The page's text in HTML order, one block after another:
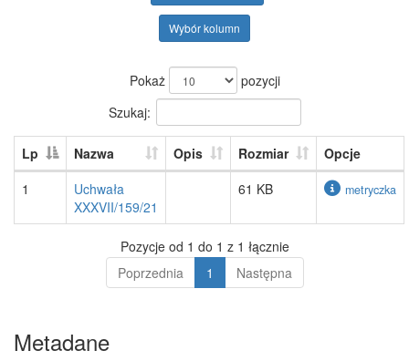
Wybór kolumn
Pokaż
pozycji
Szukaj:
Lp Nazwa Opis Rozmiar
Opcje
1
Uchwała
XXXVII/159/21
61 KB metryczka
Pozycje od 1 do 1 z 1 łącznie
Poprzednia
1 Następna
Metadane